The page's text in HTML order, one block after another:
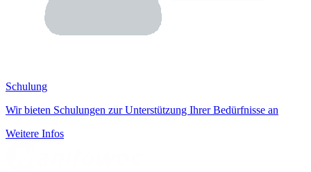
Schulung
Wir bieten Schulungen zur Unterstützung Ihrer Bedürfnisse an
Weitere Infos